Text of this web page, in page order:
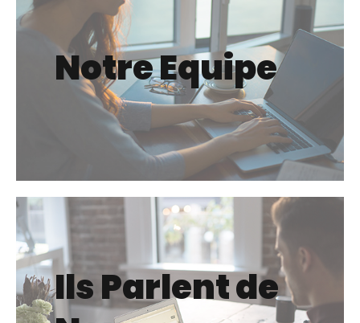
Notre Equipe
Ils Parlent de